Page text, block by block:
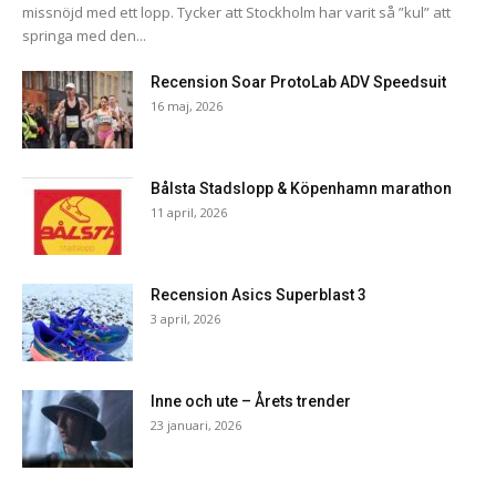
missnöjd med ett lopp. Tycker att Stockholm har varit så ”kul” att
springa med den...
Recension Soar ProtoLab ADV Speedsuit
16 maj, 2026
Bålsta Stadslopp & Köpenhamn marathon
11 april, 2026
Recension Asics Superblast 3
3 april, 2026
Inne och ute – Årets trender
23 januari, 2026